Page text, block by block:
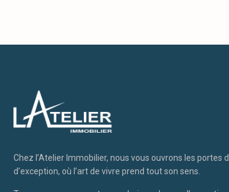
Chez l’Atelier Immobilier, nous vous ouvrons les portes
d’exception, où l’art de vivre prend tout son sens.